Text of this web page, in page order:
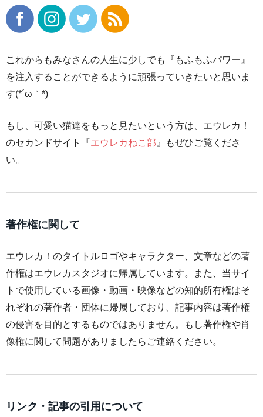
これからもみなさんの人生に少しでも『もふもふパワー』
を注入することができるように頑張っていきたいと思いま
す(*´ω｀*)
もし、可愛い猫達をもっと見たいという方は、エウレカ！
のセカンドサイト『エウレカねこ部 』もぜひご覧くださ
い。
著作権に関して
エウレカ！のタイトルロゴやキャラクター、文章などの著
作権はエウレカスタジオに帰属しています。また、当サイ
トで使用している画像・動画・映像などの知的所有権はそ
れぞれの著作者・団体に帰属しており、記事内容は著作権
の侵害を目的とするものではありません。もし著作権や肖
像権に関して問題がありましたらご連絡ください。
リンク・記事の引用について